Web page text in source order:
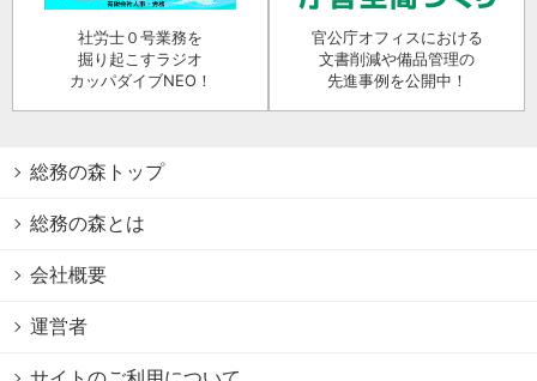
社労士０号業務を
掘り起こすラジオ
カッパダイブNEO！
官公庁オフィスにおける
文書削減や備品管理の
先進事例を公開中！
総務の森トップ
総務の森とは
会社概要
運営者